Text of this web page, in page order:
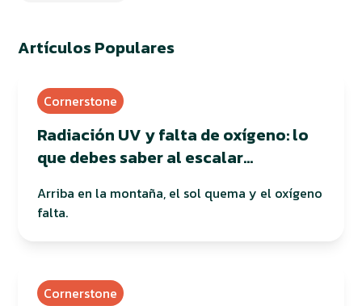
Artículos Populares
Cornerstone
Radiación UV y falta de oxígeno: lo
que debes saber al escalar
Arriba en la montaña, el sol quema y el oxígeno
falta.
Cornerstone